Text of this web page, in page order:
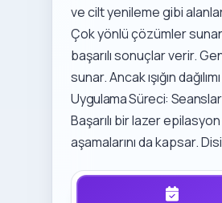
ve cilt yenileme gibi
Çok yönlü çözümler
başarılı sonuçlar verir.
sunar. Ancak ışığın
Uygulama Süreci: Seanslar
Başarılı bir lazer
aşamalarını da kapsar.